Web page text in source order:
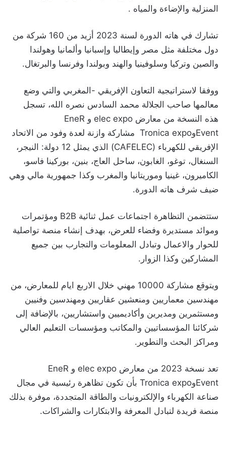
المنزلية والإضاءة والمياه .
تشارك في هاته الدورة لسنة 2023 أزيد من 160 شركة من
دول مختلفة مثل مصر وإيطاليا وإسبانيا وألمانيا وهولندا
والصين وتركيا وسلوفينيا والهند وبولندا وفرنسا والبرتغال.
ووفقا لاستراتيجية التعاون الإفريقي -المغربي والتي وضع
معالمها صاحب الجلالة محمد السادس نصره الله، تسجل
هذه النسخة من معارض elec expo و EneR
EventوTronica expo مشاركة وازنة لعدة وفود من الاتحاد
الإفريقي للكهرباء (CAFELEC) الذي يمثل 12 دولة: النيجر،
السنغال، توغو، الغابون، ساحل العاج، بنين، بوركينا فاسو،
الكاميرون، غينيا وموريتانيا والمغرب وكذا جمهورية مالي وهي
ضيف شرف هاته الدورة.
ستتضمن التظاهرة اجتماعات عمل ثنائية B2B ومؤتمرات
وموائد مستديرة وفضاء للعرض، بهدف إنشاء منصة تواصلية
للحوار والاعمال وتبادل المعلومات والتجارب بين جميع
المشاركين وكذا الزوار.
ويتوقع مشاركة 10000 مهني خلال الاربع ايام للمعارض، من
مهندسين معماريين ومنعشين عقاريين ومهندسين وفنيين
ومستثمرين ومديرين وأكاديميين واستشاريين، بالإضافة إلى
شركائنا المؤسساتيين والمكاتب ومؤسسات التعليم العالي
ومراكز البحث والتطوير.
تعد نسخة 2023 من معارض elec expo و EneR
EventوTronica expo بأن تكون تظاهرة رئيسية في مجال
صناعة الكهرباء والإلكترونيات والطاقة المتجددة، موفرة بذلك
منصة فريدة لتبادل المعرفة والابتكارات والشراكات.